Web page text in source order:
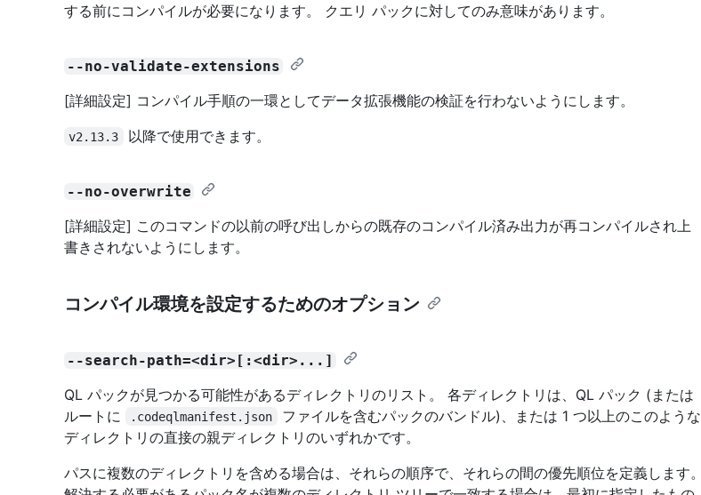
する前にコンパイルが必要になります。 クエリ パックに対してのみ意味があります。
--no-validate-extensions
[詳細設定] コンパイル手順の一環としてデータ拡張機能の検証を行わないようにします。
v2.13.3 以降で使用できます。
--no-overwrite
[詳細設定] このコマンドの以前の呼び出しからの既存のコンパイル済み出力が再コンパイルされ上
書きされないようにします。
コンパイル環境を設定するためのオプション
--search-path=<dir>[:<dir>...]
QL パックが見つかる可能性があるディレクトリのリスト。 各ディレクトリは、QL パック (または
ルートに
.codeqlmanifest.json
ファイルを含むパックのバンドル)、または 1 つ以上のこのような
ディレクトリの直接の親ディレクトリのいずれかです。
パスに複数のディレクトリを含める場合は、それらの順序で、それらの間の優先順位を定義します。